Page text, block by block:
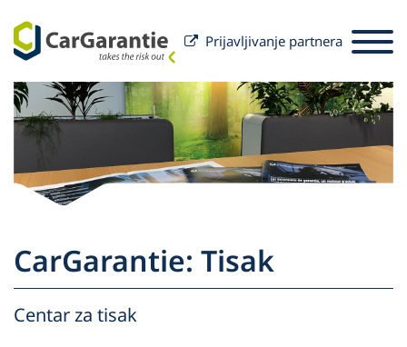
Preskoči na sadržaj
Prijavljivanje partnera
Odabir zemlje Odaberite jezik
Partneri
Vlasnik vozila
O društvu CarGarantie
CarGarantie: Tisak
Centar za tisak